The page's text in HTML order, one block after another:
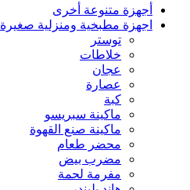
أجهزة متنوعة أخرى
اجهزة مطبخية ومنزلية صغيرة
توستر
خلاطات
عجان
عصارة
كبة
ماكينة سبريسو
ماكينة صنع القهوة
محضر طعام
مضرب بيض
مفرمة لحمة